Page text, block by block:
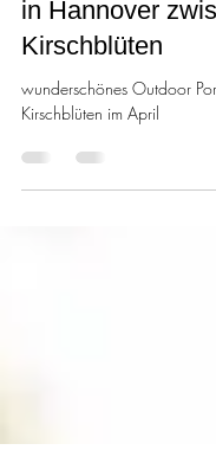
Mandy Cherundolo
Apr 7
1 min read
Spring 2026:
in Hannover
Kirschblüten
wunderschönes Outdoor